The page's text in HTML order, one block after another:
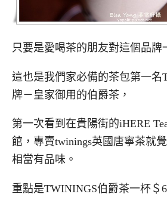
只要是愛喝茶的朋友對這個品牌
這也是我們家必備的茶包第一名
牌－皇家御用的伯爵茶，
第一次看到在貴陽街的iHERE
館，專賣twinings英國唐寧茶就
相當有品味。
重點是TWININGS伯爵茶一杯＄